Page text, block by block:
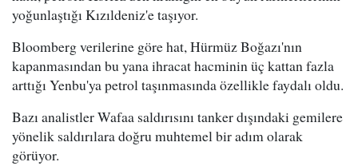
yoğunlaştığı Kızıldeniz'e taşıyor.
Bloomberg verilerine göre hat, Hürmüz Boğazı'nın
kapanmasından bu yana ihracat hacminin üç kattan fazla
arttığı Yenbu'ya petrol taşınmasında özellikle faydalı oldu.
Bazı analistler Wafaa saldırısını tanker dışındaki gemilere
yönelik saldırılara doğru muhtemel bir adım olarak
görüyor.